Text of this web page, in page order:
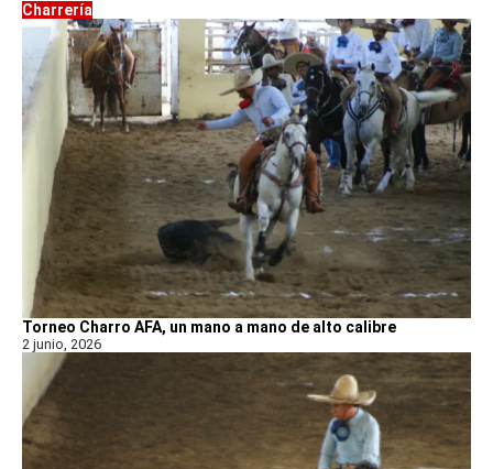
Charrería
Torneo Charro AFA, un mano a mano de alto calibre
2 junio, 2026